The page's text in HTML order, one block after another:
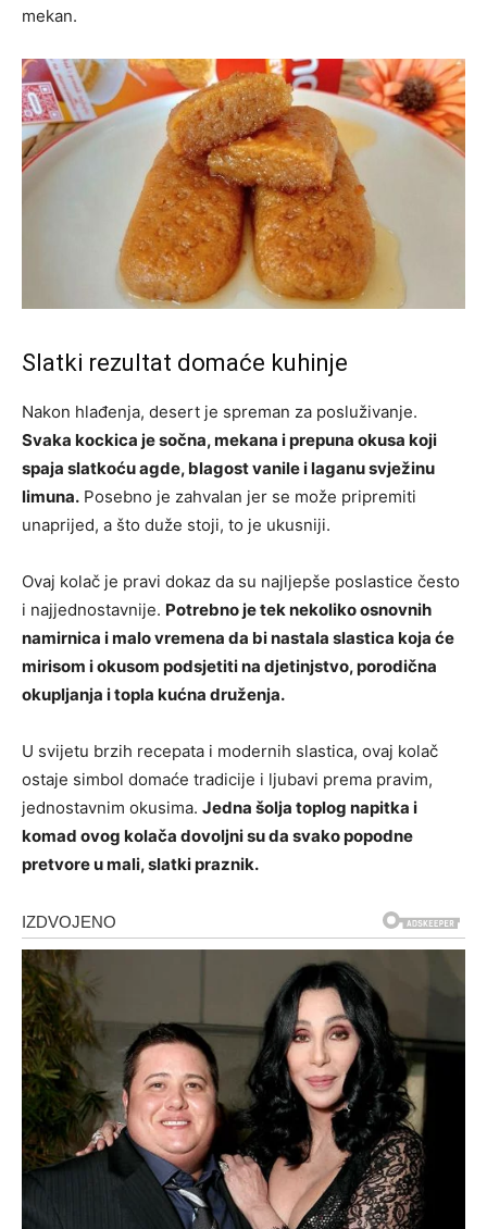
mekan.
Slatki rezultat domaće kuhinje
Nakon hlađenja, desert je spreman za posluživanje.
Svaka kockica je sočna, mekana i prepuna okusa koji
spaja slatkoću agde, blagost vanile i laganu svježinu
limuna. Posebno je zahvalan jer se može pripremiti
unaprijed, a što duže stoji, to je ukusniji.
Ovaj kolač je pravi dokaz da su najljepše poslastice često
i najjednostavnije. Potrebno je tek nekoliko osnovnih
namirnica i malo vremena da bi nastala slastica koja će
mirisom i okusom podsjetiti na djetinjstvo, porodična
okupljanja i topla kućna druženja.
U svijetu brzih recepata i modernih slastica, ovaj kolač
ostaje simbol domaće tradicije i ljubavi prema pravim,
jednostavnim okusima. Jedna šolja toplog napitka i
komad ovog kolača dovoljni su da svako popodne
pretvore u mali, slatki praznik.